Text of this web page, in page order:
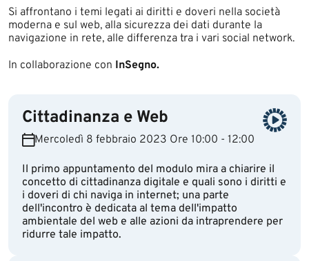
Si affrontano i temi legati ai diritti e doveri nella società
moderna e sul web, alla sicurezza dei dati durante la
navigazione in rete, alle differenza tra i vari social network.
In collaborazione con InSegno.
Cittadinanza e Web
Mercoledì 8 febbraio 2023 Ore 10:00 - 12:00
Il primo appuntamento del modulo mira a chiarire il
concetto di cittadinanza digitale e quali sono i diritti e
i doveri di chi naviga in internet; una parte
dell'incontro è dedicata al tema dell'impatto
ambientale del web e alle azioni da intraprendere per
ridurre tale impatto.